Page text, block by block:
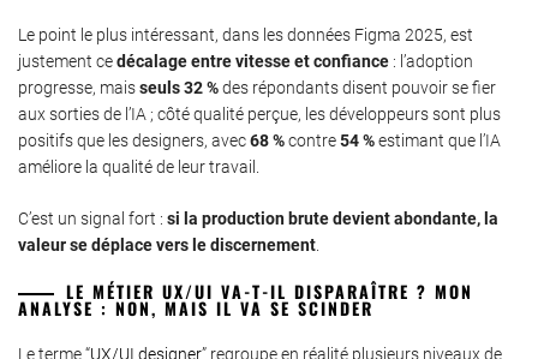
Le point le plus intéressant, dans les données Figma 2025, est
justement cedécalage entre vitesse et confiance : l’adoption
progresse, maisseuls 32 %des répondants disent pouvoir se fier
aux sorties de l’IA ; côté qualité perçue, les développeurs sont plus
positifs que les designers, avec68 %contre54 %estimant que l’IA
améliore la qualité de leur travail.
C’est un signal fort : si la production brute devient abondante, la
valeur se déplace vers le discernement.
LE MÉTIER UX/UI VA-T-IL DISPARAÎTRE ? MON
ANALYSE : NON, MAIS IL VA SE SCINDER
Le terme “UX/UI designer” regroupe en réalité plusieurs niveaux de